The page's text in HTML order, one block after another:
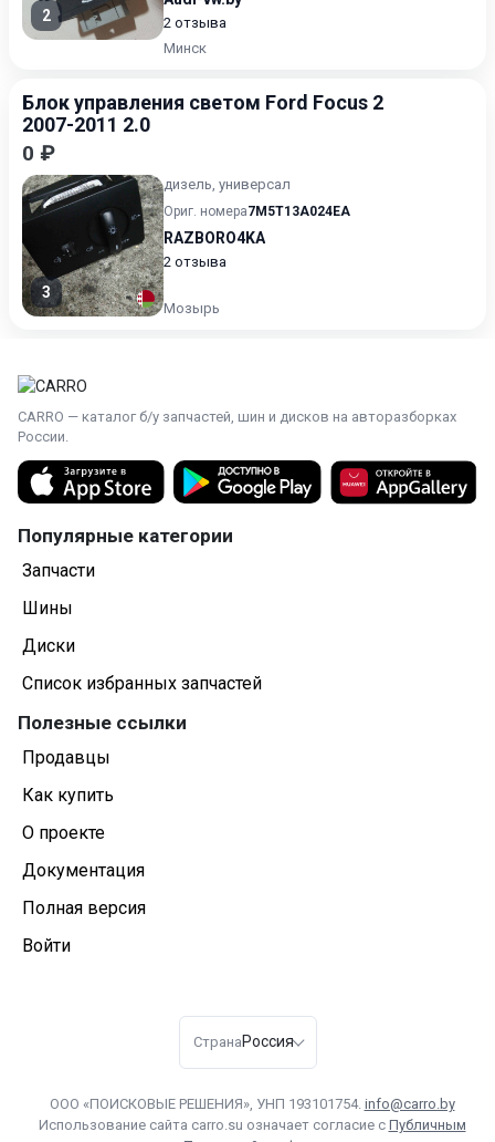
2
2 отзыва
Минск
Блок управления светом Ford Focus 2
2007-2011 2.0
0 ₽
3
дизель, универсал
Ориг. номера7M5T13A024EA
RAZBORO4KA
2 отзыва
Мозырь
CARRO — каталог б/у запчастей, шин и дисков на авторазборках
России.
Популярные категории
Запчасти
Шины
Диски
Список избранных запчастей
Полезные ссылки
Продавцы
Как купить
О проекте
Документация
Полная версия
Войти
Страна Россия
ООО «ПОИСКОВЫЕ РЕШЕНИЯ», УНП 193101754. info@carro.by
Использование сайта carro.su означает согласие с Публичным